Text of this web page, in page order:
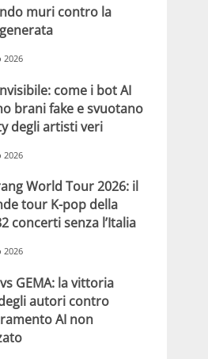
muri contro la
2026
come i bot AI
brani fake e svuotano
degli artisti veri
2026
World Tour 2026: il
tour K-pop della
concerti senza l’Italia
2026
GEMA: la vittoria
autori contro
AI non